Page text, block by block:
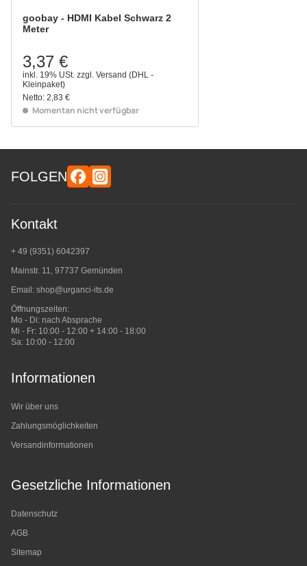
goobay - HDMI Kabel Schwarz 2
Meter
3,37 €
inkl. 19% USt. zzgl. Versand (DHL -
Kleinpaket)
Netto: 2,83 €
Momentan nicht verfügbar
FOLGEN
Kontakt
+ 49 (9351) 6042397
Mainstr. 11, 97737 Gemünden
Email: shop@urganci-its.de
Öffnungszeiten:
Mo - Di: nach Absprache
Mi - Fr: 10:00 - 12:00 + 14:00 - 18:00
Sa: 10:00 - 12:00
Informationen
Wir über uns
Zahlungsmöglichkeiten
Versandinformationen
Gesetzliche Informationen
Datenschutz
AGB
Sitemap